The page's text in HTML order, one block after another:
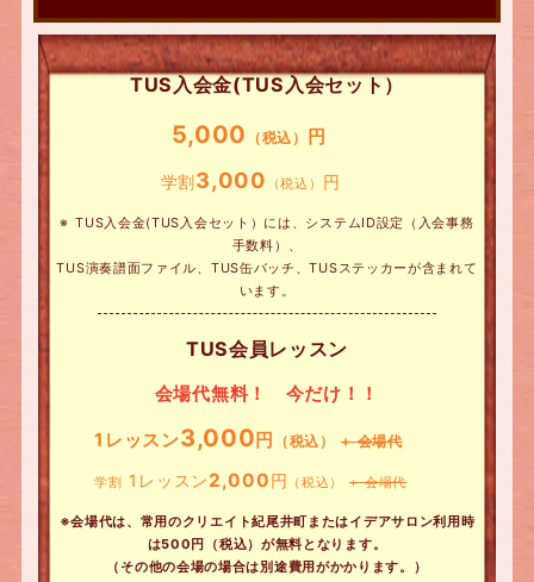
TUS入会金(TUS入会セット）
5,000 （税込） 円
学割3,000 （税込） 円
※ TUS入会金(TUS入会セット）には、システムID設定（入会事務
手数料）、
TUS演奏譜面ファイル、TUS缶バッチ、TUSステッカーが含まれて
います。
TUS会員レッスン
会場代無料！ 今だけ！！
1レッスン3,000円 （税込） + 会場代
学割 1レッスン2,000円 （税込）+ 会場代
※会場代は、常用のクリエイト紀尾井町またはイデアサロン利用時
は500円（税込）が無料となります。
（その他の会場の場合は別途費用がかかります。）